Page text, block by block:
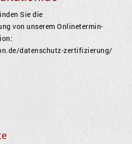
Sie die
von unserem Onlinetermin-
datenschutz-zertifizierung/